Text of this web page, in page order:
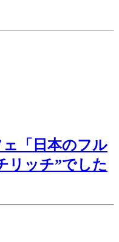
「日本のフル
リッチ”でした